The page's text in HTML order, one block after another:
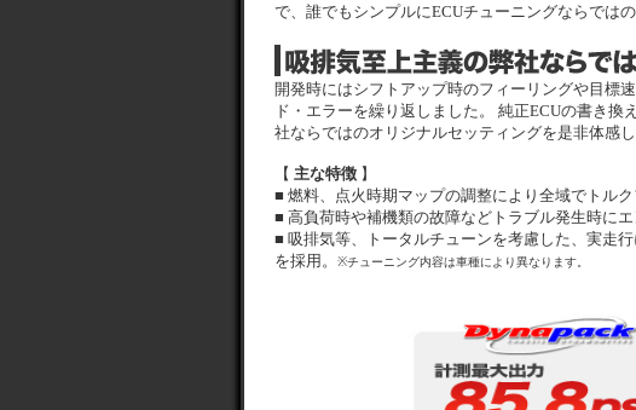
で、誰でもシンプルにECUチューニングならでは
開発時にはシフトアップ時のフィーリングや目標
ド・エラーを繰り返しました。 純正ECUの書き
社ならではのオリジナルセッティングを是非体感し
【 主な特徴 】
■ 燃料、点火時期マップの調整により全域でトルク
■ 高負荷時や補機類の故障などトラブル発生時に
■ 吸排気等、トータルチューンを考慮した、実走
を採用。
※チューニング内容は車種により異なります。